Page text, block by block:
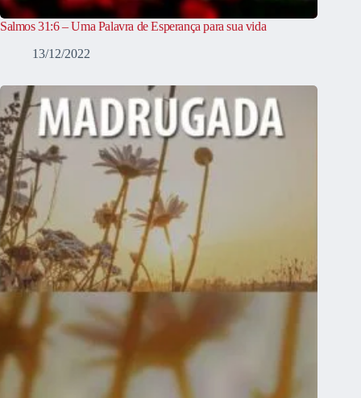
Salmos 31:6 – Uma Palavra de Esperança para sua vida
13/12/2022